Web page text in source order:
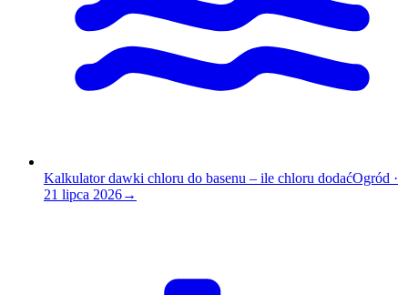
Kalkulator dawki chloru do basenu – ile chloru dodaćOgród ·
21 lipca 2026→